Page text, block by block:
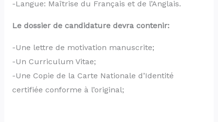
-Langue: Maîtrise du Français et de l’Anglais.
Le dossier de candidature devra contenir:
-Une lettre de motivation manuscrite;
-Un Curriculum Vitae;
-Une Copie de la Carte Nationale d’Identité
certifiée conforme à l’original;